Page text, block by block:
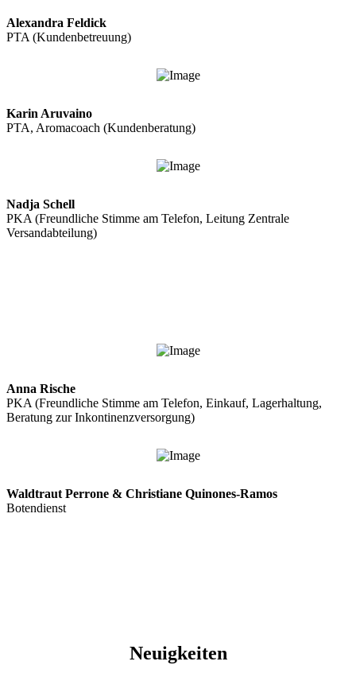
Alexandra Feldick
PTA (Kundenbetreuung)
Karin Aruvaino
PTA, Aromacoach (Kundenberatung)
Nadja Schell
PKA (Freundliche Stimme am Telefon, Leitung Zentrale
Versandabteilung)
Anna Rische
PKA (Freundliche Stimme am Telefon, Einkauf, Lagerhaltung,
Beratung zur Inkontinenzversorgung)
Waldtraut Perrone & Christiane Quinones-Ramos
Botendienst
Neuigkeiten